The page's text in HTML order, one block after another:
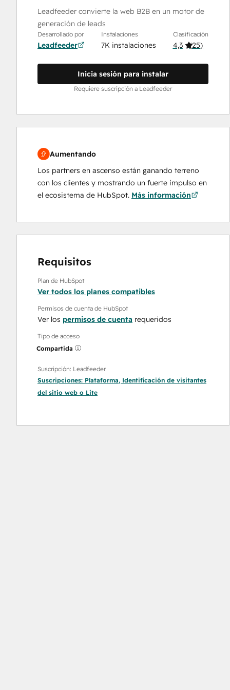
Leadfeeder convierte la web B2B en un motor de
generación de leads
Desarrollado por
Leadfeeder
Instalaciones
7K instalaciones
Clasificación
4,3 (25)
Inicia sesión para instalar
Requiere suscripción a Leadfeeder
Aumentando
Los partners en ascenso están ganando terreno
con los clientes y mostrando un fuerte impulso en
el ecosistema de HubSpot. Más información
Requisitos
Plan de HubSpot
Ver todos los planes compatibles
Permisos de cuenta de HubSpot
Ver los permisos de cuenta requeridos
Tipo de acceso
Compartida
Suscripción: Leadfeeder
Suscripciones: Plataforma, Identificación de visitantes
del sitio web o Lite